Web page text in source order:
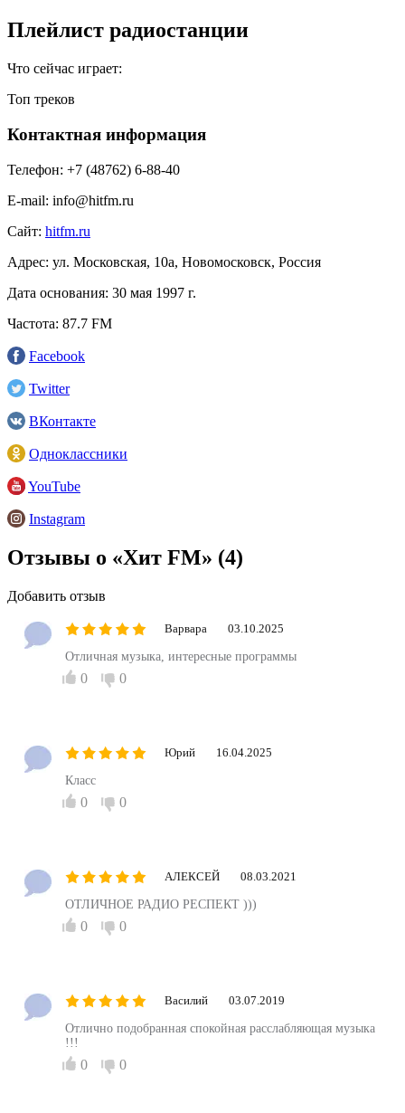
Плейлист радиостанции
Что сейчас играет:
Топ треков
Контактная информация
Телефон: +7 (48762) 6-88-40
E-mail: info@hitfm.ru
Сайт: hitfm.ru
Адрес: ул. Московская, 10а, Новомосковск, Россия
Дата основания: 30 мая 1997 г.
Частота: 87.7 FM
Facebook
Twitter
ВКонтакте
Одноклассники
YouTube
Instagram
Отзывы о «Хит FM» (4)
Добавить отзыв
Варвара 03.10.2025
Отличная музыка, интересные программы
0 0
Юрий 16.04.2025
Класс
0 0
АЛЕКСЕЙ 08.03.2021
ОТЛИЧНОЕ РАДИО РЕСПЕКТ )))
0 0
Василий 03.07.2019
Отлично подобранная спокойная расслабляющая музыка
!!!
0 0